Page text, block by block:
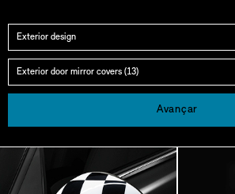
Categoria
Grupo
Avançar